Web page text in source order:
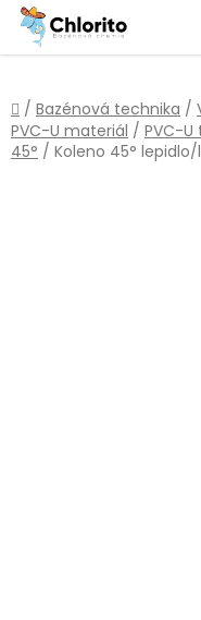
Prejsť
obsah
Domov
/ Bazénová technika /
PVC-U materiál / PVC-
45° / Koleno 45°